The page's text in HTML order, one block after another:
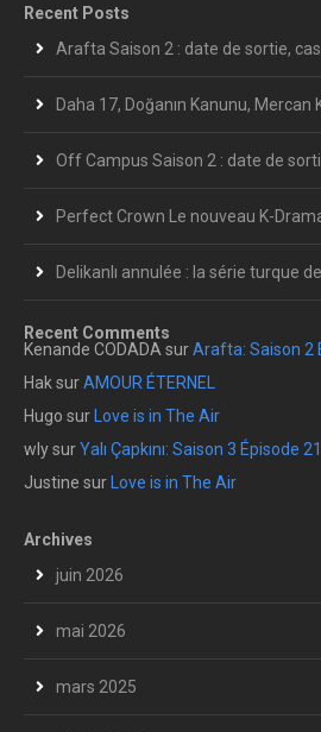
Recent Posts
Arafta Saison 2 : date de sortie, casting,
Daha 17, Doğanın Kanunu, Mercan Köşk : les séries
Off Campus Saison 2 : date de sortie,
Perfect Crown Le nouveau K-Drama sur Disney+ : La date de sortie
Delikanlı annulée : la série turque de Mert
Recent Comments
Kenande CODADAsurArafta: Saison 2
HaksurAMOUR ÉTERNEL
Hugo sur Love is in The Air
wlysurYalı Çapkını: Saison 3 Épisode 21
Justine sur Love is in The Air
Archives
juin 2026
mai 2026
mars 2025